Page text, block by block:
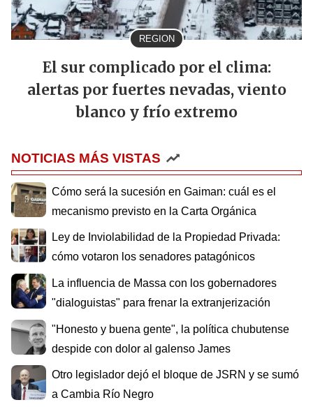
REGION
El sur complicado por el clima:
alertas por fuertes nevadas, viento
blanco y frío extremo
NOTICIAS MÁS VISTAS
Cómo será la sucesión en Gaiman: cuál es el
mecanismo previsto en la Carta Orgánica
Ley de Inviolabilidad de la Propiedad Privada:
cómo votaron los senadores patagónicos
La influencia de Massa con los gobernadores
"dialoguistas" para frenar la extranjerización
"Honesto y buena gente", la política chubutense
despide con dolor al galenso James
Otro legislador dejó el bloque de JSRN y se sumó
a Cambia Río Negro